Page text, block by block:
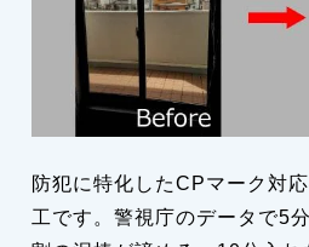
防犯に特化したCPマーク対
工です。警視庁のデータで5